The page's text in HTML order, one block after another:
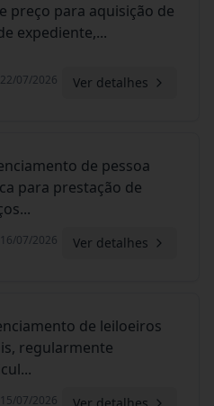
preço para aquisição de
expediente,...
22/07/2026 Ver detalhes
de pessoa
para prestação de
...
16/07/2026 Ver detalhes
de leiloeiros
regularmente
...
15/07/2026